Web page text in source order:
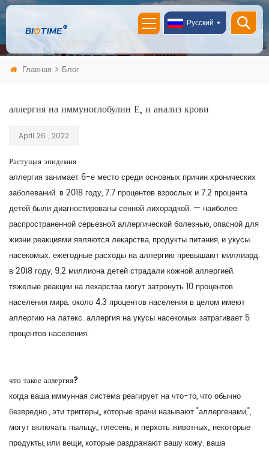
Русский
Главная Блог
аллергия на иммуноглобулин Е, и анализ крови
April 26 , 2022
Растущая эпидемия
аллергия занимает 6-е место среди основных причин хронических
заболеваний. в 2018 году, 7.7 процентов взрослых и 7.2 процента
детей были диагностированы сенной лихорадкой. — наиболее
распространенной серьезной аллергической болезнью, опасной для
жизни реакциями являются лекарства, продукты питания, и укусы
насекомых. ежегодные расходы на аллергию превышают миллиард.
в 2018 году, 9.2 миллиона детей страдали кожной аллергией.
тяжелые реакции на лекарства могут затронуть 10 процентов
населения мира. около 4.3 процентов населения в целом имеют
аллергию на латекс. аллергия на укусы насекомых затрагивает 5
процентов населения.
что такое аллергия?
когда ваша иммунная система реагирует на что-то, что обычно
безвредно., эти триггеры,, которые врачи называют "аллергенами,",
могут включать пыльцу,, плесень, и перхоть животных,, некоторые
продукты, или вещи, которые раздражают вашу кожу. ваша